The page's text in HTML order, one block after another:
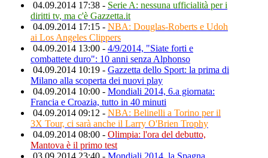
04.09.2014 17:38 - Serie A: nessuna ufficialità per i
diritti tv, ma c'è Gazzetta.it
04.09.2014 17:15 - NBA: Douglas-Roberts e Udoh
ai Los Angeles Clippers
04.09.2014 13:00 - 4/9/2014, "Siate forti e
combattete duro": 10 anni senza Alphonso
04.09.2014 10:19 - Gazzetta dello Sport: la prima di
Milano alla scoperta dei nuovi play
04.09.2014 10:00 - Mondiali 2014, 6.a giornata:
Francia e Croazia, tutto in 40 minuti
04.09.2014 09:12 - NBA: Belinelli a Torino per il
3X Tour, ci sarà anche il Larry O'Brien Trophy
04.09.2014 08:00 - Olimpia: l'ora del debutto,
Mantova è il primo test
03.09.2014 23:40 - Mondiali 2014, la Spagna